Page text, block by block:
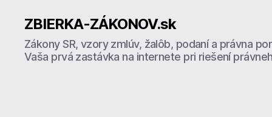
ZBIERKA-ZÁKONOV.sk
Zákony SR, vzory zmlúv, žalôb, podaní a právna
Vaša prvá zastávka na internete pri riešení